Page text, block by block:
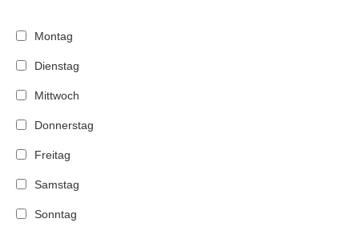
Montag
Dienstag
Mittwoch
Donnerstag
Freitag
Samstag
Sonntag